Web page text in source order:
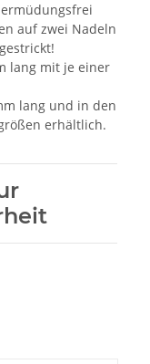
auf zwei Nadeln
lang mit je einer
lang und in den
erhältlich.